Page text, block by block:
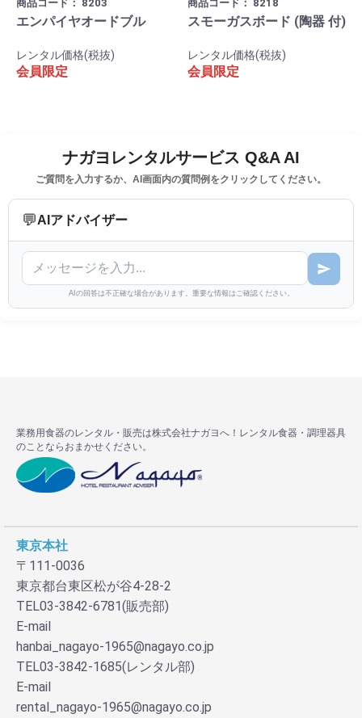
商品コード： 8203
エンパイヤオードブル
レンタル価格(税抜)
会員限定
商品コード： 8218
スモーガスボード (陶器 付)
レンタル価格(税抜)
会員限定
ナガヨレンタルサービス Q&A AI
ご質問を入力するか、AI画面内の質問例をクリックしてください。
💬AIアドバイザー
AIの回答は不正確な場合があります。重要な情報はご確認ください。
業務用食器のレンタル・販売は株式会社ナガヨへ！レンタル食器・調理器具
のことならおまかせください。
東京本社
〒111-0036
東京都台東区松が谷4-28-2
TEL03-3842-6781(販売部)
E-mail
hanbai_nagayo-1965@nagayo.co.jp
TEL03-3842-1685(レンタル部)
E-mail
rental_nagayo-1965@nagayo.co.jp